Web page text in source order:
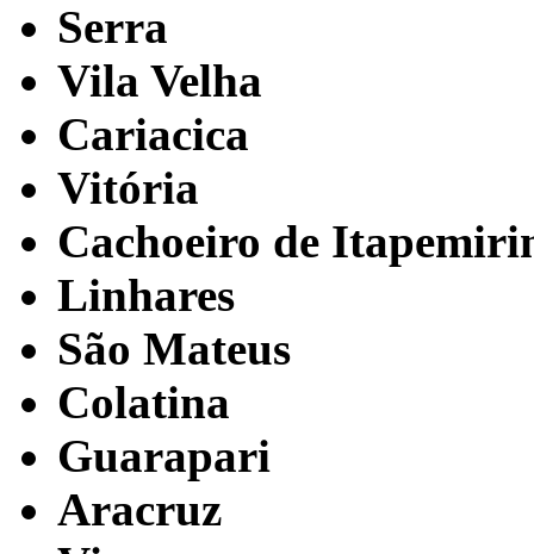
Serra
Vila Velha
Cariacica
Vitória
Cachoeiro de
Linhares
São Mateus
Colatina
Guarapari
Aracruz